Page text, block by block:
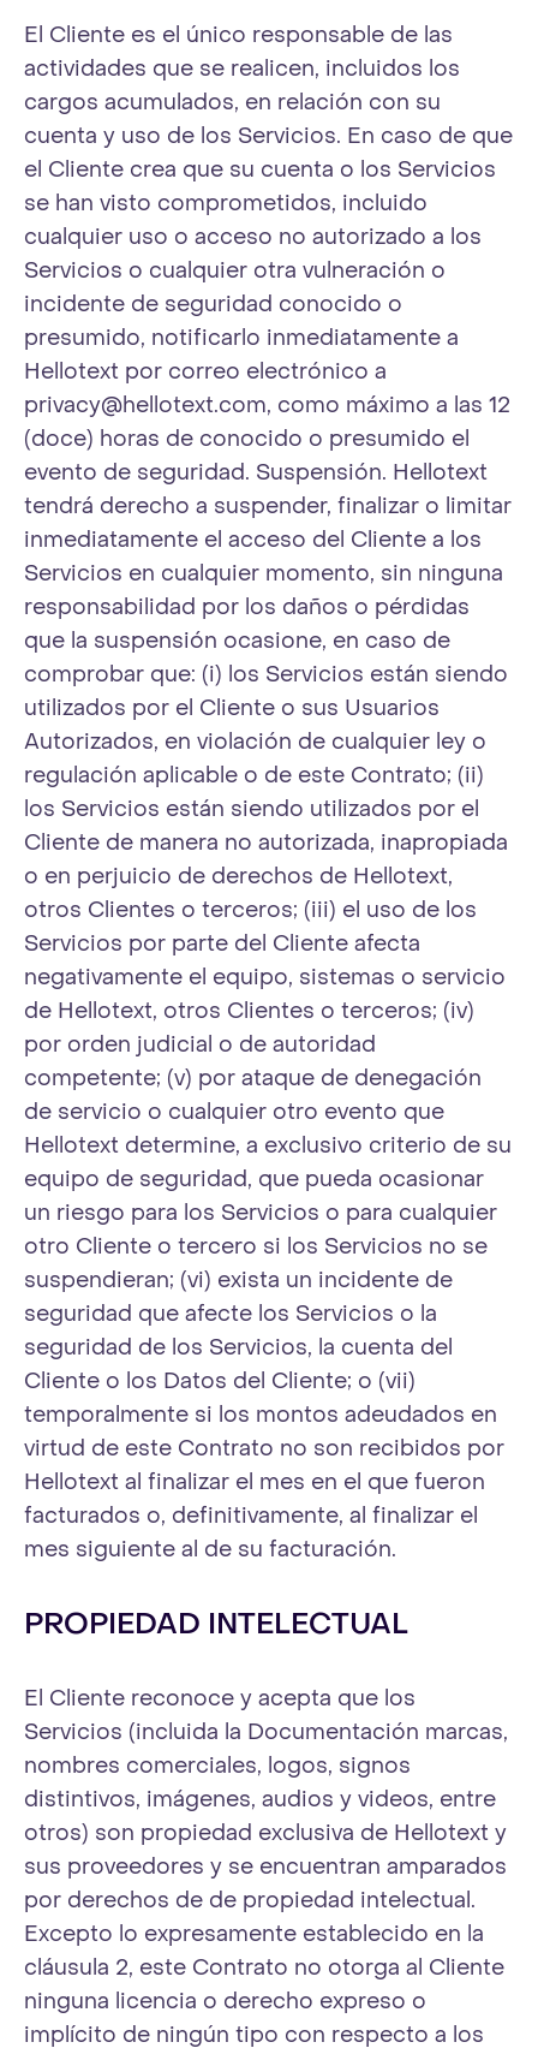
El Cliente es el único responsable de las
actividades que se realicen, incluidos los
cargos acumulados, en relación con su
cuenta y uso de los Servicios. En caso de que
el Cliente crea que su cuenta o los Servicios
se han visto comprometidos, incluido
cualquier uso o acceso no autorizado a los
Servicios o cualquier otra vulneración o
incidente de seguridad conocido o
presumido, notificarlo inmediatamente a
Hellotext por correo electrónico a
privacy@hellotext.com, como máximo a las 12
(doce) horas de conocido o presumido el
evento de seguridad. Suspensión. Hellotext
tendrá derecho a suspender, finalizar o limitar
inmediatamente el acceso del Cliente a los
Servicios en cualquier momento, sin ninguna
responsabilidad por los daños o pérdidas
que la suspensión ocasione, en caso de
comprobar que: (i) los Servicios están siendo
utilizados por el Cliente o sus Usuarios
Autorizados, en violación de cualquier ley o
regulación aplicable o de este Contrato; (ii)
los Servicios están siendo utilizados por el
Cliente de manera no autorizada, inapropiada
o en perjuicio de derechos de Hellotext,
otros Clientes o terceros; (iii) el uso de los
Servicios por parte del Cliente afecta
negativamente el equipo, sistemas o servicio
de Hellotext, otros Clientes o terceros; (iv)
por orden judicial o de autoridad
competente; (v) por ataque de denegación
de servicio o cualquier otro evento que
Hellotext determine, a exclusivo criterio de su
equipo de seguridad, que pueda ocasionar
un riesgo para los Servicios o para cualquier
otro Cliente o tercero si los Servicios no se
suspendieran; (vi) exista un incidente de
seguridad que afecte los Servicios o la
seguridad de los Servicios, la cuenta del
Cliente o los Datos del Cliente; o (vii)
temporalmente si los montos adeudados en
virtud de este Contrato no son recibidos por
Hellotext al finalizar el mes en el que fueron
facturados o, definitivamente, al finalizar el
mes siguiente al de su facturación.
PROPIEDAD INTELECTUAL
El Cliente reconoce y acepta que los
Servicios (incluida la Documentación marcas,
nombres comerciales, logos, signos
distintivos, imágenes, audios y videos, entre
otros) son propiedad exclusiva de Hellotext y
sus proveedores y se encuentran amparados
por derechos de de propiedad intelectual.
Excepto lo expresamente establecido en la
cláusula 2, este Contrato no otorga al Cliente
ninguna licencia o derecho expreso o
implícito de ningún tipo con respecto a los